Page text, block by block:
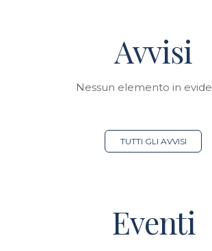
Avvisi
Nessun elemento in
TUTTI GLI AVVISI
Eventi